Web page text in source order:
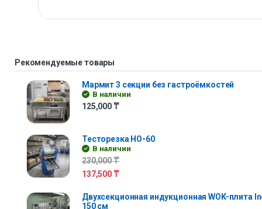
Рекомендуемые товары
Мармит 3 секции без гастроёмкостей
В наличии
125,000 ₸
Тесторезка HO-60
В наличии
230,000₸
137,500 ₸
Двухсекционная индукционная WOK-плита
150 см